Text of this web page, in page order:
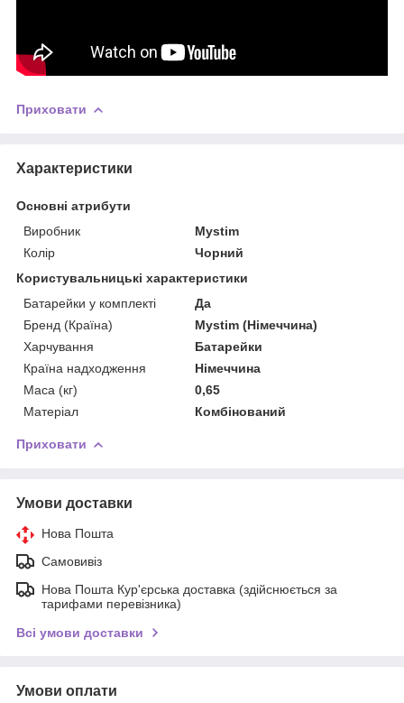
Приховати
Характеристики
Основні атрибути
Виробник
Mystim
Колір
Чорний
Користувальницькі характеристики
Батарейки у комплекті
Да
Бренд (Країна)
Mystim (Німеччина)
Харчування
Батарейки
Країна надходження
Німеччина
Маса (кг)
0,65
Матеріал
Комбінований
Приховати
Умови доставки
Нова Пошта
Самовивіз
Нова Пошта Кур'єрська доставка (здійснюється за
тарифами перевізника)
Всі умови доставки
Умови оплати